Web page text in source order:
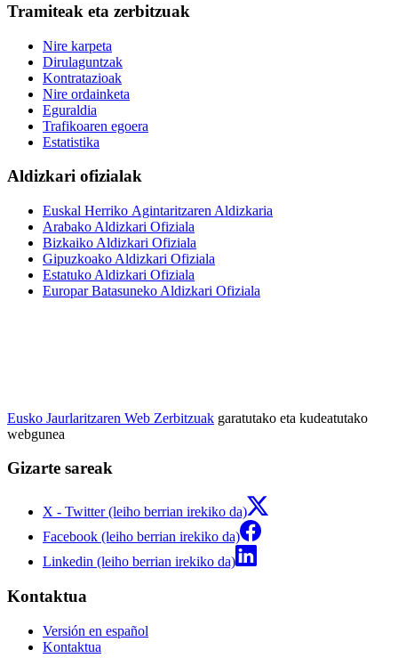
Tramiteak eta zerbitzuak
Nire karpeta
Dirulaguntzak
Kontratazioak
Nire ordainketa
Eguraldia
Trafikoaren egoera
Estatistika
Aldizkari ofizialak
Euskal Herriko Agintaritzaren Aldizkaria
Arabako Aldizkari Ofiziala
Bizkaiko Aldizkari Ofiziala
Gipuzkoako Aldizkari Ofiziala
Estatuko Aldizkari Ofiziala
Europar Batasuneko Aldizkari Ofiziala
Eusko Jaurlaritzaren Web Zerbitzuak garatutako eta kudeatutako
webgunea
Gizarte sareak
X - Twitter (leiho berrian irekiko da)
Facebook (leiho berrian irekiko da)
Linkedin (leiho berrian irekiko da)
Kontaktua
Versión en español
Kontaktua